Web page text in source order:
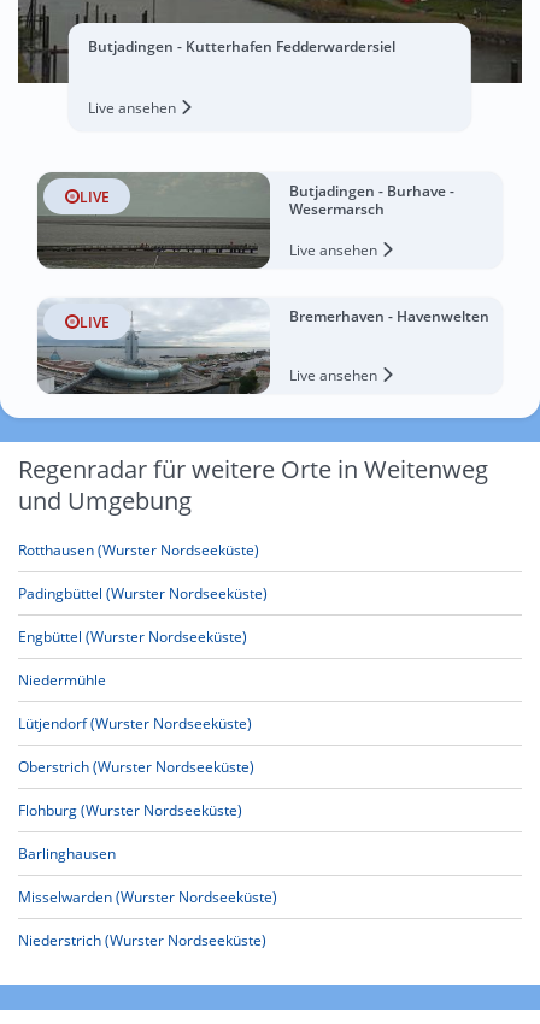
Butjadingen - Kutterhafen Fedderwardersiel
Live ansehen
LIVE
Butjadingen - Burhave -
Wesermarsch
Live ansehen
LIVE Bremerhaven - Havenwelten
Live ansehen
Regenradar für weitere Orte in Weitenweg
und Umgebung
Rotthausen (Wurster Nordseeküste)
Padingbüttel (Wurster Nordseeküste)
Engbüttel (Wurster Nordseeküste)
Niedermühle
Lütjendorf (Wurster Nordseeküste)
Oberstrich (Wurster Nordseeküste)
Flohburg (Wurster Nordseeküste)
Barlinghausen
Misselwarden (Wurster Nordseeküste)
Niederstrich (Wurster Nordseeküste)